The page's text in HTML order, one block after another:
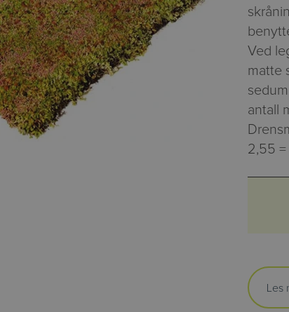
Ved
matte
antall
2,55 =